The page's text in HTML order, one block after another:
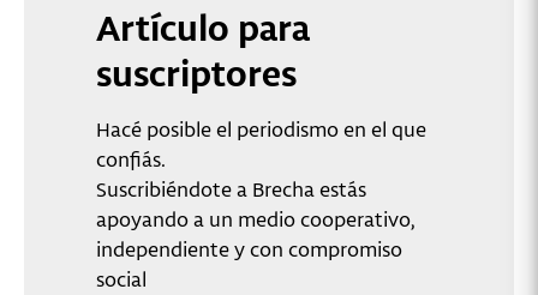
Artículo para
suscriptores
Hacé posible el periodismo en el que
confiás.
Suscribiéndote a Brecha estás
apoyando a un medio cooperativo,
independiente y con compromiso
social